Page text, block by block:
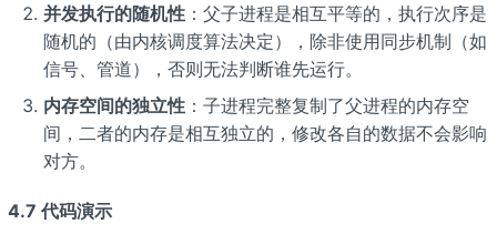
并发执行的随机性：父子进程是相互平等的，执行次序是
随机的（由内核调度算法决定），除非使用同步机制（如
信号、管道），否则无法判断谁先运行。
内存空间的独立性：子进程完整复制了父进程的内存空
间，二者的内存是相互独立的，修改各自的数据不会影响
对方。
4.7 代码演示